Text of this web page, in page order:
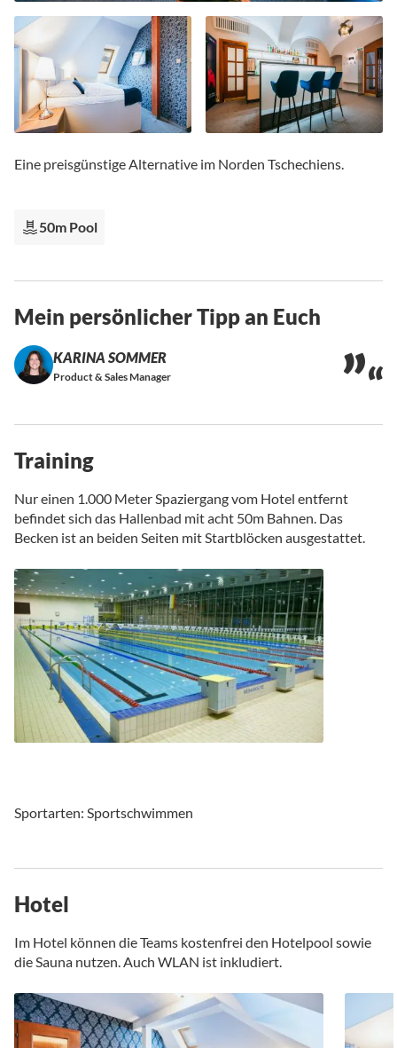
Anfang
springen
Eine preisgünstige Alternative im Norden Tschechiens.
50m Pool
Mein persönlicher Tipp an Euch
KARINA SOMMER
Product & Sales Manager
Training
Nur einen 1.000 Meter Spaziergang vom Hotel entfernt
befindet sich das Hallenbad mit acht 50m Bahnen. Das
Becken ist an beiden Seiten mit Startblöcken ausgestattet.
Sportarten: Sportschwimmen
Hotel
Im Hotel können die Teams kostenfrei den Hotelpool sowie
die Sauna nutzen. Auch WLAN ist inkludiert.